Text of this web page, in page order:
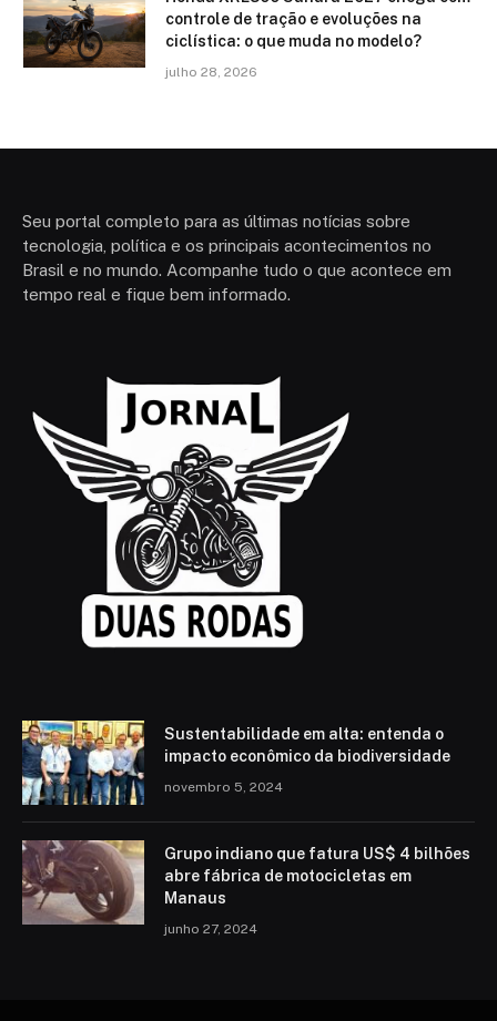
controle de tração e evoluções na
ciclística: o que muda no modelo?
julho 28, 2026
Seu portal completo para as últimas notícias sobre
tecnologia, política e os principais acontecimentos no
Brasil e no mundo. Acompanhe tudo o que acontece em
tempo real e fique bem informado.
Sustentabilidade em alta: entenda o
impacto econômico da biodiversidade
novembro 5, 2024
Grupo indiano que fatura US$ 4 bilhões
abre fábrica de motocicletas em
Manaus
junho 27, 2024